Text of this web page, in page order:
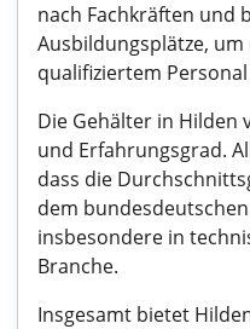
nach Fachkräften und
Ausbildungsplätze, um
qualifiziertem Personal
Die Gehälter in Hilden
und Erfahrungsgrad.
dass die
dem
insbesondere in
Branche.
Insgesamt bietet